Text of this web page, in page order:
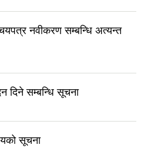
नवीकरण सम्बन्धि अत्यन्त
दिने सम्बन्धि सूचना
सूचना